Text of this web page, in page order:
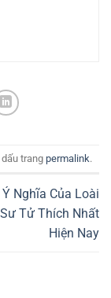
trang permalink.
Nghĩa Của Loài
Tử Thích Nhất
Hiện Nay